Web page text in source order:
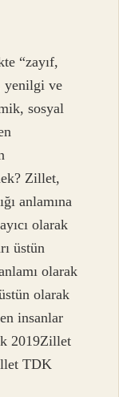
“zayıf,
yenilgi ve
sosyal
Zillet,
anlamına
olarak
üstün
olarak
olarak
insanlar
2019Zillet
TDK